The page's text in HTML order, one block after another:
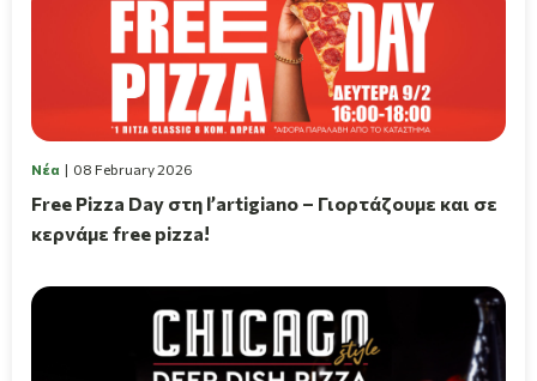
Νέα 08 February 2026
Free Pizza Day στη l’artigiano – Γιορτάζουμε και σε
κερνάμε free pizza!